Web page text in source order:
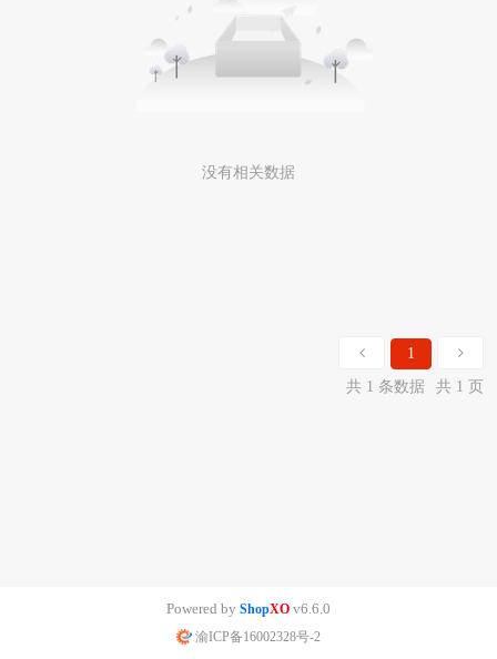
没有相关数据
1
共 1 条数据
共 1 页
Powered by ShopXO v6.6.0
渝ICP备16002328号-2